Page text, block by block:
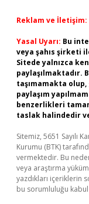
Reklam ve İletişim:
Yasal Uyarı: Bu
veya şahıs şirketi
Sitede yalnızca
paylaşılmaktadır.
taşımamakta
paylaşım
benzerlikleri
taslak halindedir
Sitemiz, 5651 Sayılı
Kurumu (BTK)
vermektedir. Bu
veya araştırma
yazdıkları içeriklerin
bu sorumluluğu kabul